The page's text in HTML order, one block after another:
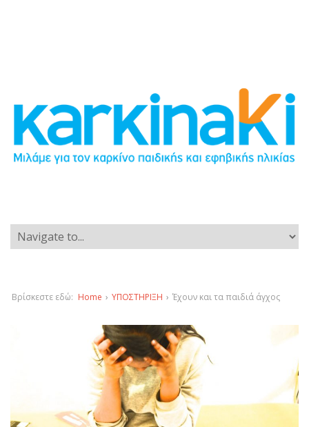
Βρίσκεστε εδώ: Home › ΥΠΟΣΤΗΡΙΞΗ › Έχουν και τα παιδιά άγχος